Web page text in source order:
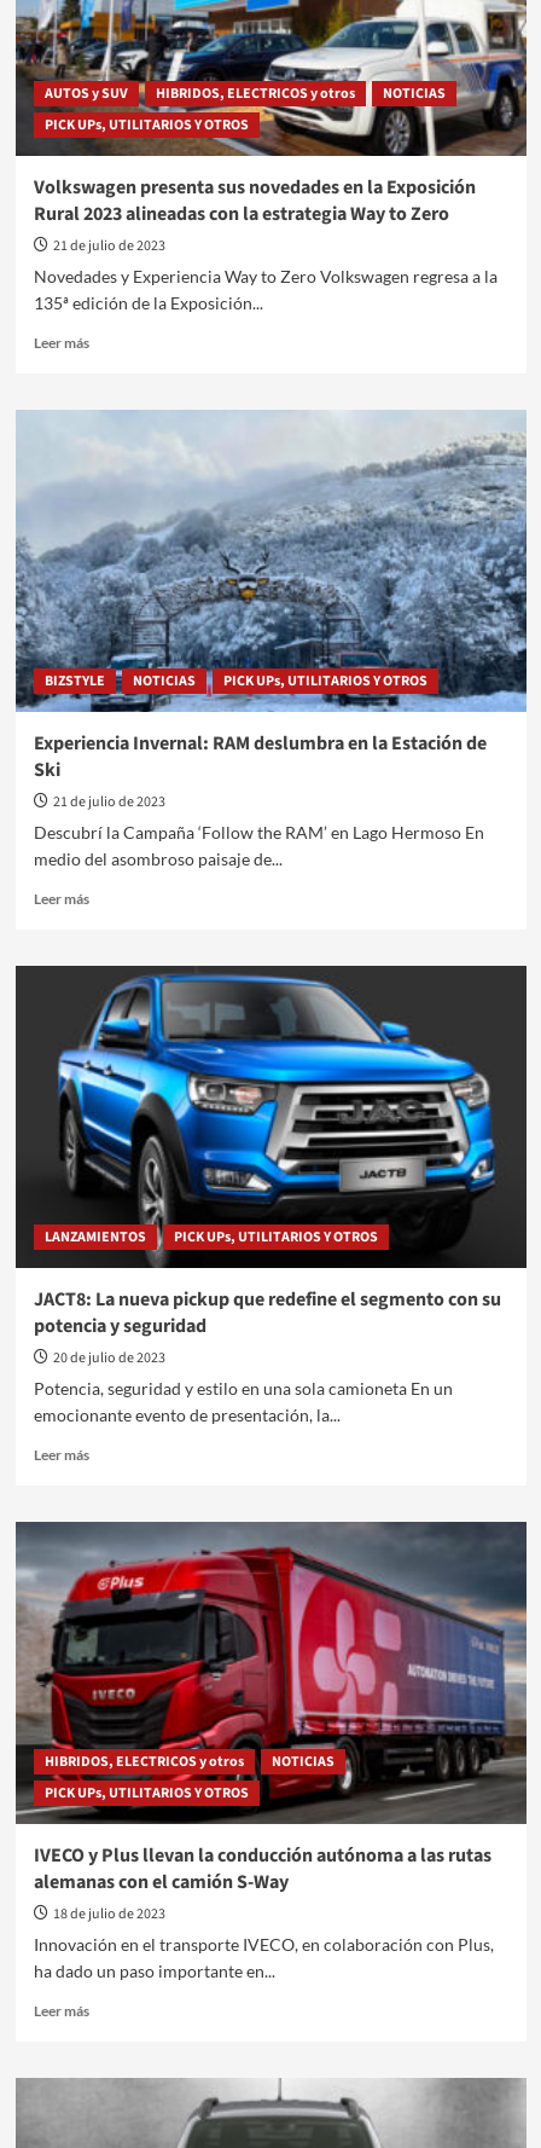
Latinoamérica.
AUTOS y SUV HIBRIDOS, ELECTRICOS y otros
NOTICIAS
PICK UPs, UTILITARIOS Y OTROS
Volkswagen presenta sus novedades en la Exposición
Rural 2023 alineadas con la estrategia Way to Zero
21 de julio de 2023
Novedades y Experiencia Way to Zero Volkswagen regresa a la
135ª edición de la Exposición...
Leer másLeer
Volkswagen
novedades
Exposición
Rural
2023
alineadas
con
la
estrategia
Way
Zero
BIZSTYLE NOTICIAS PICK UPs, UTILITARIOS Y OTROS
Experiencia Invernal: RAM deslumbra en la Estación de
Ski
21 de julio de 2023
Descubrí la Campaña ‘Follow the RAM’ en Lago Hermoso En
medio del asombroso paisaje de...
Leer másLeer
Experiencia
Invernal:
RAM
deslumbra
en
la
Estación
de
Ski
LANZAMIENTOS PICK UPs, UTILITARIOS Y OTROS
JACT8: La nueva pickup que redefine el segmento con su
potencia y seguridad
20 de julio de 2023
Potencia, seguridad y estilo en una sola camioneta En un
emocionante evento de presentación, la...
Leer másLeer
JACT8:
La
nueva
pickup
que
redefine
el
segmento
con
su
potencia
y
seguridad
HIBRIDOS, ELECTRICOS y otros
NOTICIAS
PICK UPs, UTILITARIOS Y OTROS
IVECO y Plus llevan la conducción autónoma a las rutas
alemanas con el camión S-Way
18 de julio de 2023
Innovación en el transporte IVECO, en colaboración con Plus,
ha dado un paso importante en...
Leer másLeer
IVECO